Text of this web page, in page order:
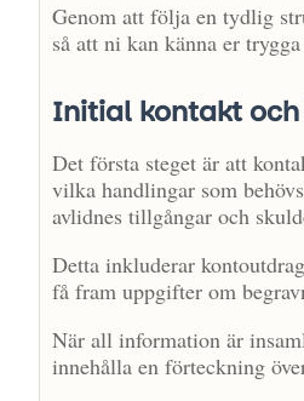
Genom att följa en tydlig
så att ni kan känna er
Initial kontakt
Det första steget är att
vilka handlingar som
avlidnes tillgångar och
Detta inkluderar
få fram uppgifter om
När all information är
innehålla en förteckning